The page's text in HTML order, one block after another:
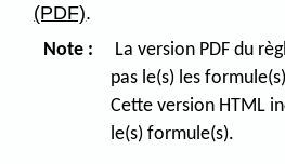
(PDF).
Note : La version PDF du
pas le(s) les
Cette version HTML
le(s) formule(s).